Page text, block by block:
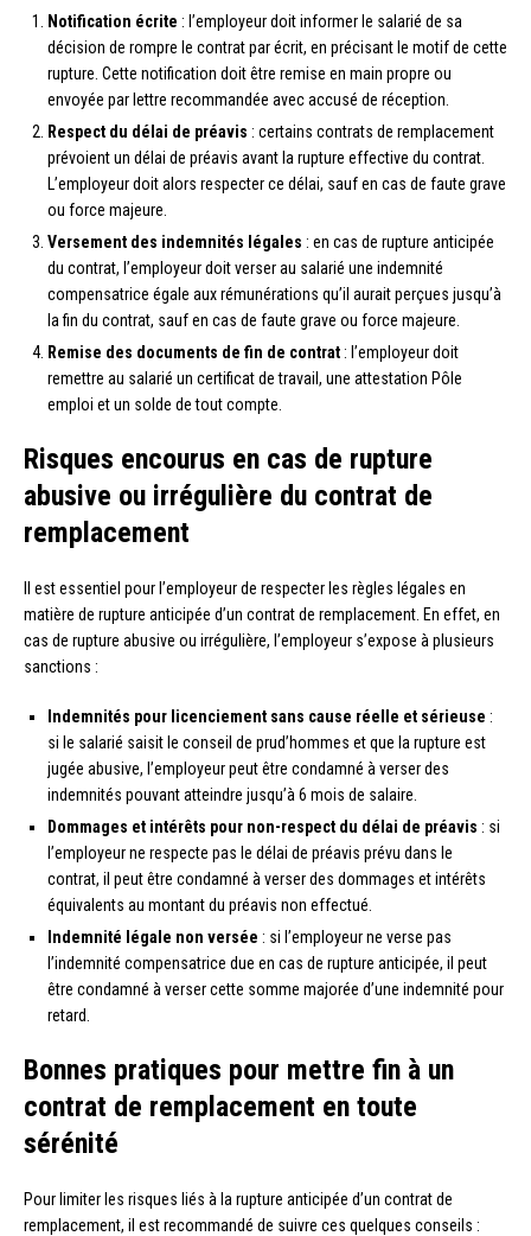
Notification écrite : l’employeur doit informer le salarié de sa
décision de rompre le contrat par écrit, en précisant le motif de cette
rupture. Cette notification doit être remise en main propre ou
envoyée par lettre recommandée avec accusé de réception.
Respect du délai de préavis : certains contrats de remplacement
prévoient un délai de préavis avant la rupture effective du contrat.
L’employeur doit alors respecter ce délai, sauf en cas de faute grave
ou force majeure.
Versement des indemnités légales : en cas de rupture anticipée
du contrat, l’employeur doit verser au salarié une indemnité
compensatrice égale aux rémunérations qu’il aurait perçues jusqu’à
la fin du contrat, sauf en cas de faute grave ou force majeure.
Remise des documents de fin de contrat : l’employeur doit
remettre au salarié un certificat de travail, une attestation Pôle
emploi et un solde de tout compte.
Risques encourus en cas de rupture
abusive ou irrégulière du contrat de
remplacement
Il est essentiel pour l’employeur de respecter les règles légales en
matière de rupture anticipée d’un contrat de remplacement. En effet, en
cas de rupture abusive ou irrégulière, l’employeur s’expose à plusieurs
sanctions :
Indemnités pour licenciement sans cause réelle et sérieuse :
si le salarié saisit le conseil de prud’hommes et que la rupture est
jugée abusive, l’employeur peut être condamné à verser des
indemnités pouvant atteindre jusqu’à 6 mois de salaire.
Dommages et intérêts pour non-respect du délai de préavis : si
l’employeur ne respecte pas le délai de préavis prévu dans le
contrat, il peut être condamné à verser des dommages et intérêts
équivalents au montant du préavis non effectué.
Indemnité légale non versée : si l’employeur ne verse pas
l’indemnité compensatrice due en cas de rupture anticipée, il peut
être condamné à verser cette somme majorée d’une indemnité pour
retard.
Bonnes pratiques pour mettre fin à un
contrat de remplacement en toute
sérénité
Pour limiter les risques liés à la rupture anticipée d’un contrat de
remplacement, il est recommandé de suivre ces quelques conseils :